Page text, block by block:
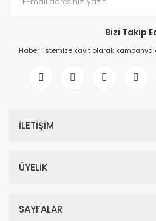
Bizi Takip
Haber listemize kayıt olarak
İLETİŞİM
ÜYELİK
SAYFALAR